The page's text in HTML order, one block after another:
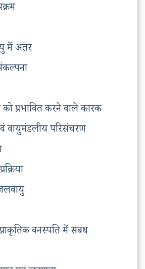
में अंतर
प्रभावित करने वाले कारक
वायुमंडलीय परिसंचरण
वनस्पति में संबंध